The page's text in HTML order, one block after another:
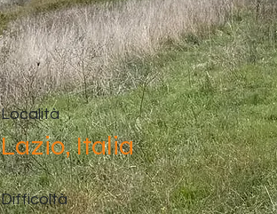
Località
Lazio, Italia
Difficoltà